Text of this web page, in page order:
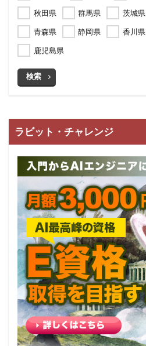
秋田県 群馬県 茨城県
青森県
静岡県 香川県
鹿児島県
検索
ラビット・チャレンジ